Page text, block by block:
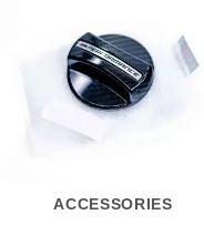
ACCESSORIES